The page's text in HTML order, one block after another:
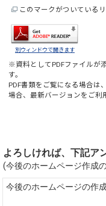
このマークがついている
別ウィンドウで開きます
※資料としてPDFファイルが
す。
PDF書類をご覧になる場合は、
場合、最新バージョンをご利